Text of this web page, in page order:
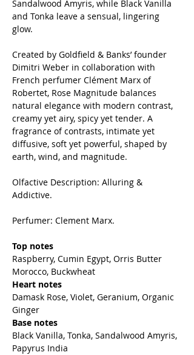
Sandalwood Amyris, while Black Vanilla
and Tonka leave a sensual, lingering
glow.
Created by Goldfield & Banks’ founder
Dimitri Weber in collaboration with
French perfumer Clément Marx of
Robertet, Rose Magnitude balances
natural elegance with modern contrast,
creamy yet airy, spicy yet tender. A
fragrance of contrasts, intimate yet
diffusive, soft yet powerful, shaped by
earth, wind, and magnitude.
Olfactive Description: Alluring &
Addictive.
Perfumer: Clement Marx.
Top notes
Raspberry, Cumin Egypt, Orris Butter
Morocco, Buckwheat
Heart notes
Damask Rose, Violet, Geranium, Organic
Ginger
Base notes
Black Vanilla, Tonka, Sandalwood Amyris,
Papyrus India